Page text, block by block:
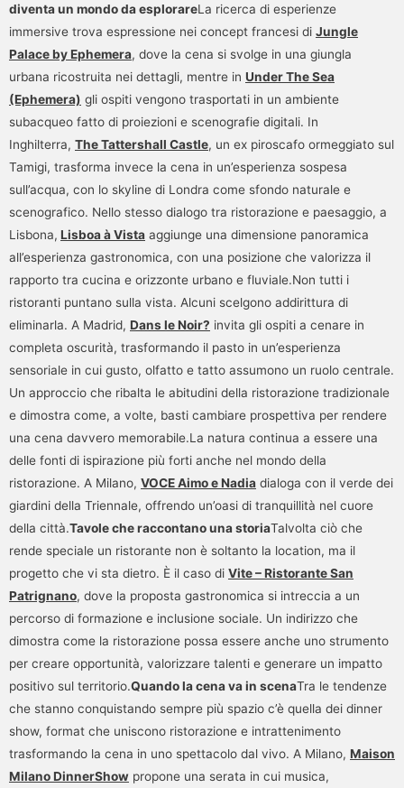
diventa un mondo da esplorareLa ricerca di esperienze
immersive trova espressione nei concept francesi di Jungle
Palace by Ephemera, dove la cena si svolge in una giungla
urbana ricostruita nei dettagli, mentre in Under The Sea
(Ephemera) gli ospiti vengono trasportati in un ambiente
subacqueo fatto di proiezioni e scenografie digitali. In
Inghilterra, The Tattershall Castle, un ex piroscafo ormeggiato sul
Tamigi, trasforma invece la cena in un’esperienza sospesa
sull’acqua, con lo skyline di Londra come sfondo naturale e
scenografico. Nello stesso dialogo tra ristorazione e paesaggio, a
Lisbona, Lisboa à Vista aggiunge una dimensione panoramica
all’esperienza gastronomica, con una posizione che valorizza il
rapporto tra cucina e orizzonte urbano e fluviale.Non tutti i
ristoranti puntano sulla vista. Alcuni scelgono addirittura di
eliminarla. A Madrid, Dans le Noir? invita gli ospiti a cenare in
completa oscurità, trasformando il pasto in un’esperienza
sensoriale in cui gusto, olfatto e tatto assumono un ruolo centrale.
Un approccio che ribalta le abitudini della ristorazione tradizionale
e dimostra come, a volte, basti cambiare prospettiva per rendere
una cena davvero memorabile.La natura continua a essere una
delle fonti di ispirazione più forti anche nel mondo della
ristorazione. A Milano, VOCE Aimo e Nadia dialoga con il verde dei
giardini della Triennale, offrendo un’oasi di tranquillità nel cuore
della città.Tavole che raccontano una storiaTalvolta ciò che
rende speciale un ristorante non è soltanto la location, ma il
progetto che vi sta dietro. È il caso di Vite – Ristorante San
Patrignano, dove la proposta gastronomica si intreccia a un
percorso di formazione e inclusione sociale. Un indirizzo che
dimostra come la ristorazione possa essere anche uno strumento
per creare opportunità, valorizzare talenti e generare un impatto
positivo sul territorio.Quando la cena va in scenaTra le tendenze
che stanno conquistando sempre più spazio c’è quella dei dinner
show, format che uniscono ristorazione e intrattenimento
trasformando la cena in uno spettacolo dal vivo. A Milano, Maison
Milano DinnerShow propone una serata in cui musica,